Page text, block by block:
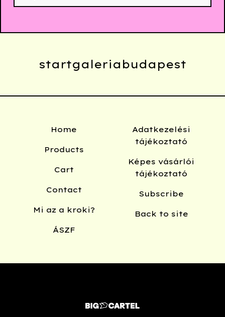
startgaleriabudapest
Home
Products
Cart
Contact
Mi az a kroki?
ÁSZF
Adatkezelési
tájékoztató
Képes vásárlói
tájékoztató
Subscribe
Back to site